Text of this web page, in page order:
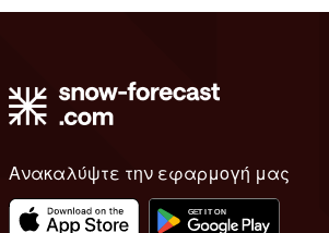
Ανακαλύψτε την εφαρμογή μας